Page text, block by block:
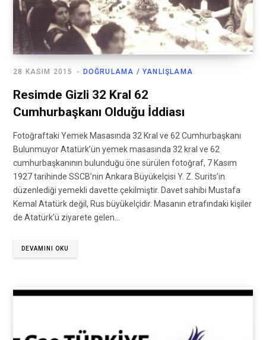
DOĞRULAMA / YANLIŞLAMA
28 KASIM 2015
Resimde Gizli 32 Kral 62
Cumhurbaşkanı Olduğu İddiası
Fotoğraftaki Yemek Masasında 32 Kral ve 62 Cumhurbaşkanı
Bulunmuyor Atatürk’ün yemek masasında 32 kral ve 62
cumhurbaşkanının bulunduğu öne sürülen fotoğraf, 7 Kasım
1927 tarihinde SSCB’nin Ankara Büyükelçisi Y. Z. Surits’in
düzenlediği yemekli davette çekilmiştir. Davet sahibi Mustafa
Kemal Atatürk değil, Rus büyükelçidir. Masanın etrafındaki kişiler
de Atatürk’ü ziyarete gelen…
DEVAMINI OKU